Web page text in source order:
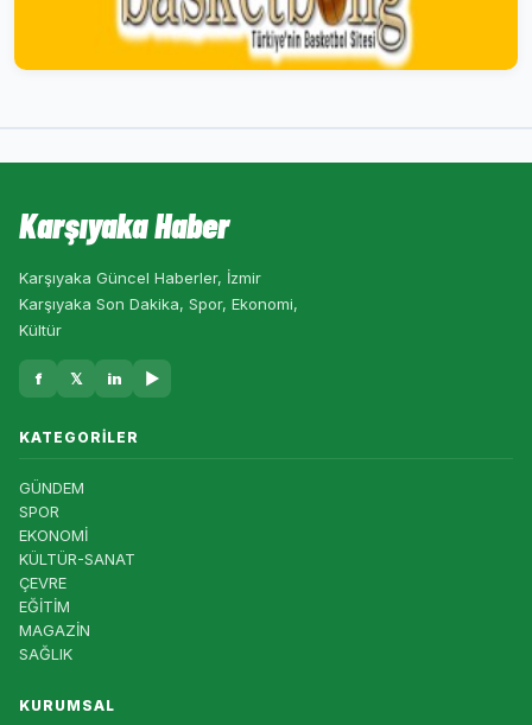
Karşıyaka Haber
Karşıyaka Güncel Haberler, İzmir
Karşıyaka Son Dakika, Spor, Ekonomi,
Kültür
f 𝕏 in ▶
KATEGORILER
GÜNDEM
SPOR
EKONOMİ
KÜLTÜR-SANAT
ÇEVRE
EĞİTİM
MAGAZİN
SAĞLIK
KURUMSAL